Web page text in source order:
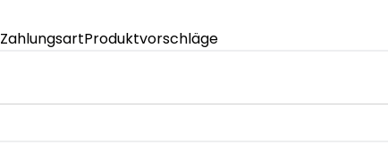
ZahlungsartProduktvorschläge